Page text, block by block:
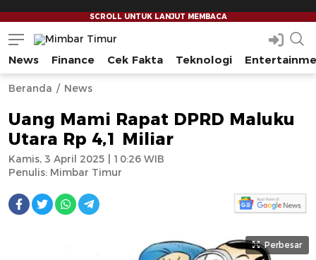
Mimbar Timur
Media Berjaringan Indonesia Timur
News Finance Cek Fakta Teknologi
Beranda News
Uang Mami Rapat DPRD Maluku
Utara Rp 4,1 Miliar
Penulis: Mimbar Timur
Kamis, 3 April 2025 | 10:26 WIB
Perbesar
--
--